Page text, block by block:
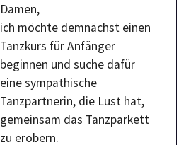
Damen,
​ich möchte demnächst einen
Tanzkurs für Anfänger
beginnen und suche dafür
eine sympathische
Tanzpartnerin, die Lust hat,
gemeinsam das Tanzparkett
zu erobern.